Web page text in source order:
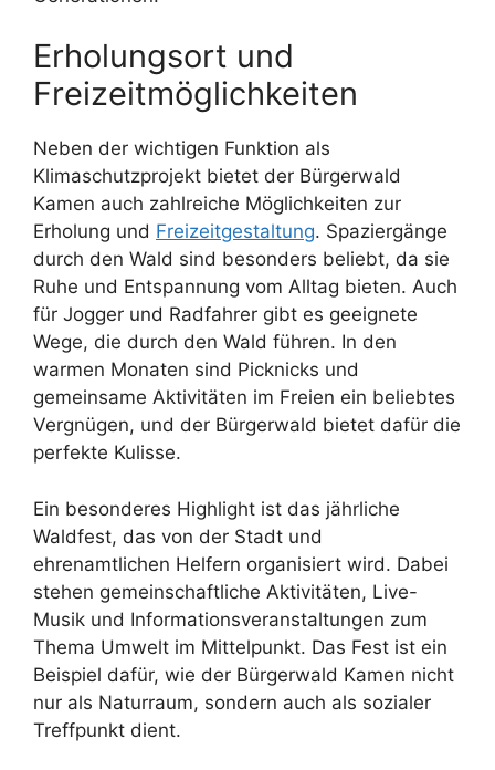
Erholungsort und
Freizeitmöglichkeiten
Neben der wichtigen Funktion als
Klimaschutzprojekt bietet der Bürgerwald
Kamen auch zahlreiche Möglichkeiten zur
Erholung und Freizeitgestaltung. Spaziergänge
durch den Wald sind besonders beliebt, da sie
Ruhe und Entspannung vom Alltag bieten. Auch
für Jogger und Radfahrer gibt es geeignete
Wege, die durch den Wald führen. In den
warmen Monaten sind Picknicks und
gemeinsame Aktivitäten im Freien ein beliebtes
Vergnügen, und der Bürgerwald bietet dafür die
perfekte Kulisse.
Ein besonderes Highlight ist das jährliche
Waldfest, das von der Stadt und
ehrenamtlichen Helfern organisiert wird. Dabei
stehen gemeinschaftliche Aktivitäten, Live-
Musik und Informationsveranstaltungen zum
Thema Umwelt im Mittelpunkt. Das Fest ist ein
Beispiel dafür, wie der Bürgerwald Kamen nicht
nur als Naturraum, sondern auch als sozialer
Treffpunkt dient.